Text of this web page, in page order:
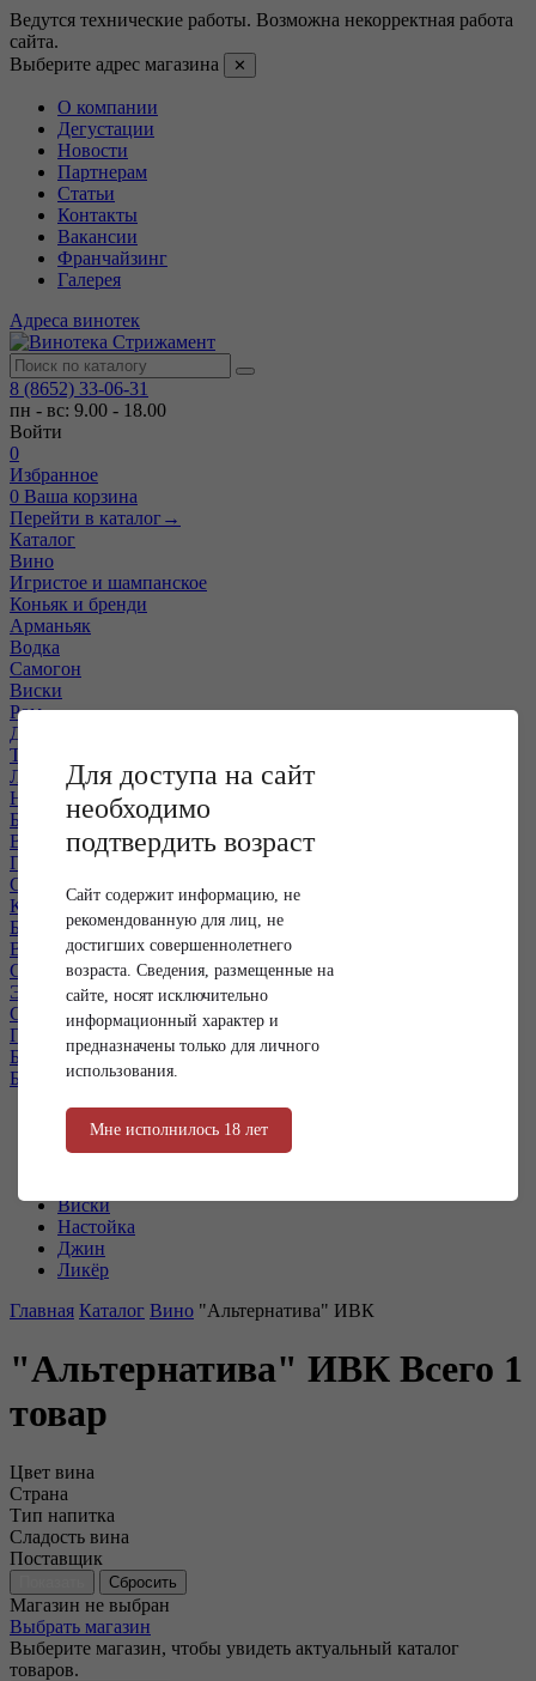
Ведутся технические работы. Возможна некорректная работа
сайта.
Выберите адрес магазина
✕
О компании
Дегустации
Новости
Партнерам
Статьи
Контакты
Вакансии
Франчайзинг
Галерея
Адреса винотек
8 (8652) 33-06-31
пн - вс: 9.00 - 18.00
Войти
0
Избранное
0 Ваша корзина
Перейти в каталог →
Каталог
Вино
Игристое и шампанское
Коньяк и бренди
Арманьяк
Водка
Самогон
Виски
Ром
Джин
Текила
Ликёры
Настойки
Бальзамы
Вермуты и аперитивы
Пиво
Сидр
Коктейли и слабоалкогольные напитки
Безалкогольные напитки
Вода
Соки и лимонады
Энергетические напитки
Снеки и продукты
Подарочная упаковка
Бокалы и аксессуары
Барный инвентарь
Вино
Игристое
Виски
Настойка
Джин
Ликёр
Главная Каталог Вино "Альтернатива" ИВК
"Альтернатива" ИВК Всего 1
товар
Цвет вина
Страна
Тип напитка
Сладость вина
Поставщик
Магазин не выбран
Выбрать магазин
Выберите магазин, чтобы увидеть актуальный каталог
товаров.
Для доступа на сайт
необходимо
подтвердить возраст
Сайт содержит информацию, не
рекомендованную для лиц, не
достигших совершеннолетнего
возраста. Сведения, размещенные на
сайте, носят исключительно
информационный характер и
предназначены только для личного
использования.